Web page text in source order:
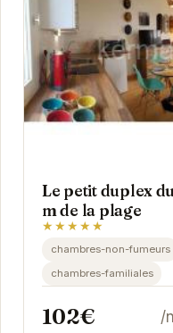
Le petit duplex
m de la plage
★★★★★
chambres-non-fumeurs
chambres-familiales
102€ /